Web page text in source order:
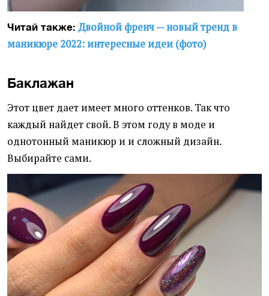
Читай также:Двойной френч — новый тренд в
маникюре 2022: интересные идеи (фото)
Баклажан
Этот цвет дает имеет много оттенков. Так что
каждый найдет свой. В этом году в моде и
однотонный маникюр и и сложный дизайн.
Выбирайте сами.